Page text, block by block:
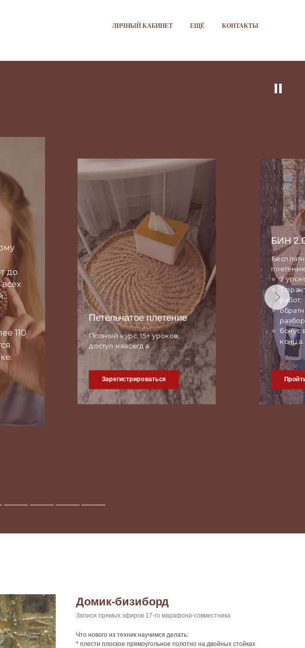
ЛИЧНЫЙ КАБИНЕТ ЕЩЁ КОНТАКТЫ
Петельчатое плетение
Полный курс, 15+ уроков,
доступ навсегда.
Зарегистрироваться
Бесплатный интенсив
плетению из бумажной
7 уроков об азах
7 практических
обратная связь с
разбором ДЗ;
бонус всем, кто
Домик-бизиборд
Записи прямых эфиров 17-го марафона-совместника
Что нового из техник научимся делать:
* плести плоское прямоугольное полотно на двойных стойках